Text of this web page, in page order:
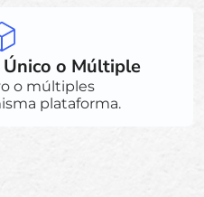
o Múltiple
o múltiples
plataforma.